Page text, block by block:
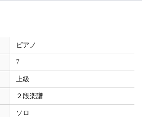
ピアノ
7
上級
２段楽譜
ソロ